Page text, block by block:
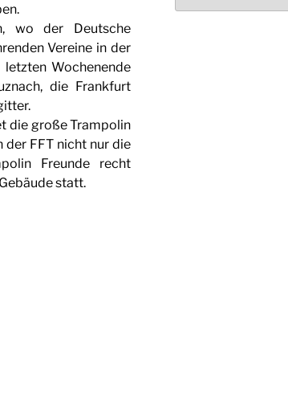
wo der Deutsche
Vereine in der
Wochenende
die Frankfurt
die große Trampolin
der FFT nicht nur die
Freunde recht
statt.